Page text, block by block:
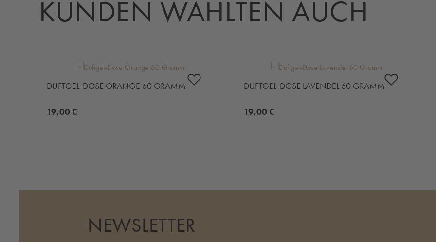
KUNDEN WÄHLTEN AUCH
DUFTGEL-DOSE ORANGE 60 GRAMM
19,00 €
DUFTGEL-DOSE LAVENDEL 60 GRAMM
19,00 €
NEWSLETTER